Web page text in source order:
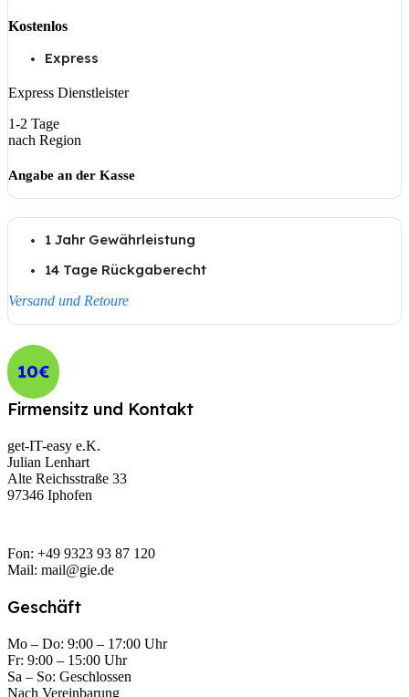
Kostenlos
Express
Express Dienstleister
1-2 Tage
nach Region
Angabe an der Kasse
1 Jahr Gewährleistung
14 Tage Rückgaberecht
Versand und Retoure
10€
Firmensitz und Kontakt
get-IT-easy e.K.
Julian Lenhart
Alte Reichsstraße 33
97346 Iphofen
Fon: +49 9323 93 87 120
Mail: mail@gie.de
Geschäft
Mo – Do: 9:00 – 17:00 Uhr
Fr: 9:00 – 15:00 Uhr
Sa – So: Geschlossen
Nach Vereinbarung